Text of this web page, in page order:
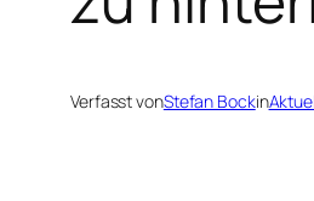
Verfasst vonStefan Bockin